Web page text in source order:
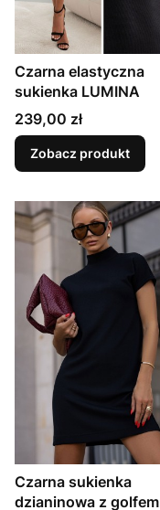
Czarna elastyczna
sukienka LUMINA
Cena
239,00 zł
Zobacz produkt
Czarna sukienka
dzianinowa z golfem